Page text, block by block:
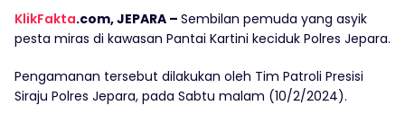
KlikFakta.com, JEPARA – Sembilan pemuda yang asyik
pesta miras di kawasan Pantai Kartini keciduk Polres Jepara.
Pengamanan tersebut dilakukan oleh Tim Patroli Presisi
Siraju Polres Jepara, pada Sabtu malam (10/2/2024).